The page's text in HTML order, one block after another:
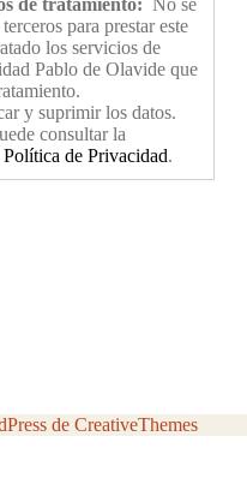
de tratamiento: No se
para prestar este
los servicios de
Pablo de Olavide que
y suprimir los datos.
consultar la
Política de Privacidad.
deCreativeThemes